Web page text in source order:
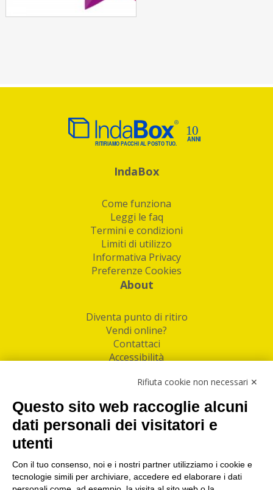
IndaBox
Come funziona
Leggi le faq
Termini e condizioni
Limiti di utilizzo
Informativa Privacy
Preferenze Cookies
About
Diventa punto di ritiro
Vendi online?
Contattaci
Accessibilità
Facebook
Linkedin
I nostri punti di ritiro e spedizione pacchi nelle
maggiori città italiane
Torino|Milano|Roma|Bologna|Firenze| Genova
Rifiuta cookie non necessari ✕
Questo sito web raccoglie alcuni
dati personali dei visitatori e
utenti
Con il tuo consenso, noi e i nostri partner utilizziamo i cookie e
tecnologie simili per archiviare, accedere ed elaborare i dati